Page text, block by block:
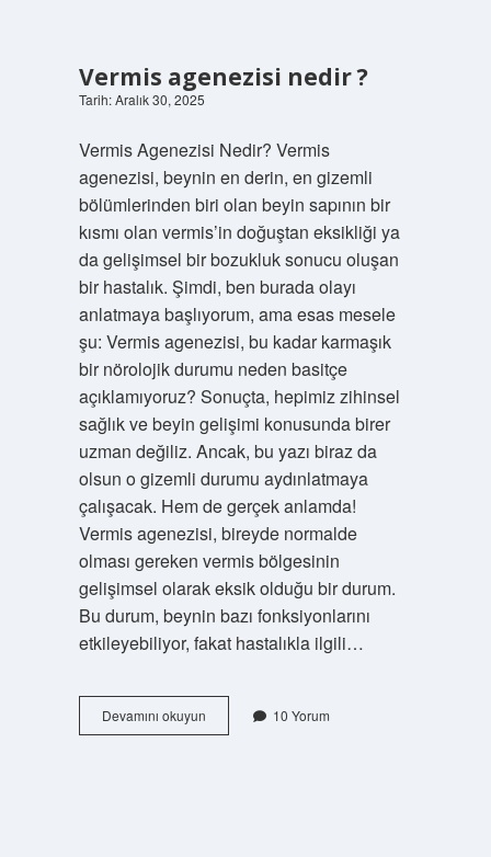
Vermis agenezisi nedir ?
Tarih: Aralık 30, 2025
Vermis Agenezisi Nedir? Vermis
agenezisi, beynin en derin, en gizemli
bölümlerinden biri olan beyin sapının bir
kısmı olan vermis’in doğuştan eksikliği ya
da gelişimsel bir bozukluk sonucu oluşan
bir hastalık. Şimdi, ben burada olayı
anlatmaya başlıyorum, ama esas mesele
şu: Vermis agenezisi, bu kadar karmaşık
bir nörolojik durumu neden basitçe
açıklamıyoruz? Sonuçta, hepimiz zihinsel
sağlık ve beyin gelişimi konusunda birer
uzman değiliz. Ancak, bu yazı biraz da
olsun o gizemli durumu aydınlatmaya
çalışacak. Hem de gerçek anlamda!
Vermis agenezisi, bireyde normalde
olması gereken vermis bölgesinin
gelişimsel olarak eksik olduğu bir durum.
Bu durum, beynin bazı fonksiyonlarını
etkileyebiliyor, fakat hastalıkla ilgili…
Devamını okuyunVermis
agenezisi
10 Yorum